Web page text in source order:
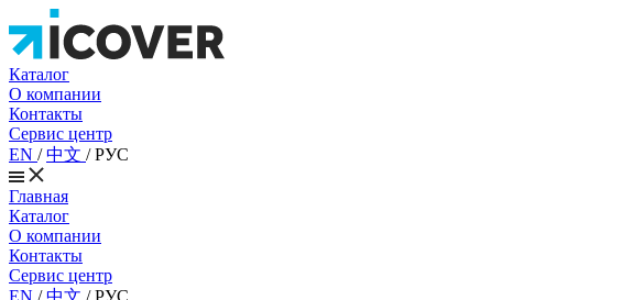
Каталог
О компании
Контакты
Сервис центр
EN /中文 /РУС
Главная
Каталог
О компании
Контакты
Сервис центр
EN /中文 /РУС